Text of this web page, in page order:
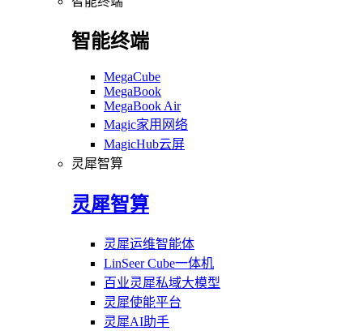
智能终端
MegaCube
MegaBook
MegaBook Air
Magic家用网络
MagicHub云屏
灵犀智算
灵犀智算
灵犀运维智能体
LinSeer Cube一体机
百业灵犀私域大模型
灵犀使能平台
灵犀AI助手